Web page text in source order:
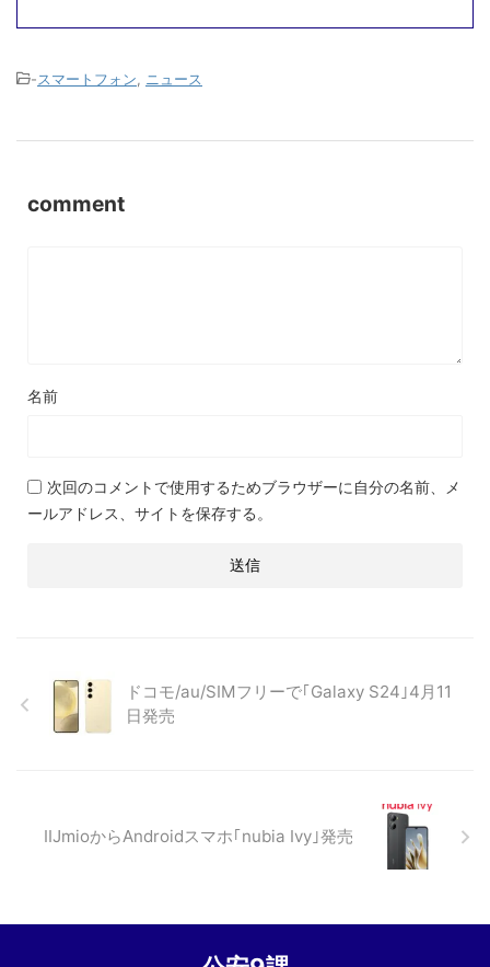
-スマートフォン ニュース
comment
名前
次回のコメントで使用するためブラウザーに自分の名前、メ
ールアドレス、サイトを保存する。
ドコモ/au/SIMフリーで｢Galaxy S24｣4月11
日発売
IIJmioからAndroidスマホ｢nubia Ivy｣発売